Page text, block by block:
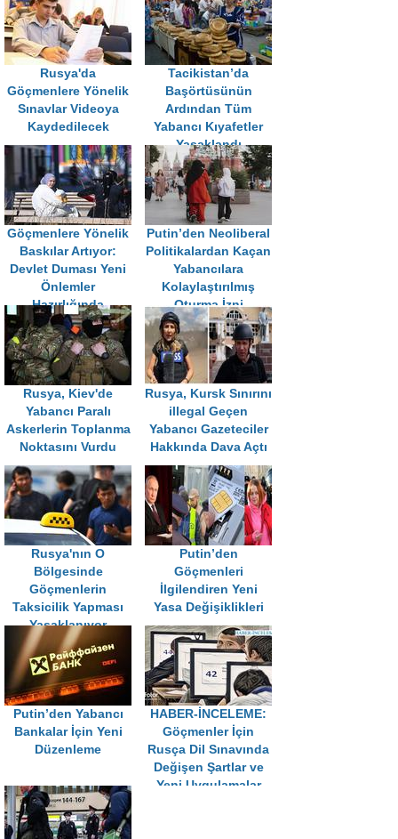
Rusya'da
Göçmenlere Yönelik
Sınavlar Videoya
Kaydedilecek
Tacikistan’da
Başörtüsünün
Ardından Tüm
Yabancı Kıyafetler
Yasaklandı
Göçmenlere Yönelik
Baskılar Artıyor:
Devlet Duması Yeni
Önlemler
Hazırlığında
Putin’den Neoliberal
Politikalardan Kaçan
Yabancılara
Kolaylaştırılmış
Oturma İzni
Rusya, Kiev'de
Yabancı Paralı
Askerlerin Toplanma
Noktasını Vurdu
Rusya, Kursk Sınırını
illegal Geçen
Yabancı Gazeteciler
Hakkında Dava Açtı
Rusya'nın O
Bölgesinde
Göçmenlerin
Taksicilik Yapması
Yasaklanıyor
Putin’den
Göçmenleri
İlgilendiren Yeni
Yasa Değişiklikleri
Putin’den Yabancı
Bankalar İçin Yeni
Düzenleme
HABER-İNCELEME:
Göçmenler İçin
Rusça Dil Sınavında
Değişen Şartlar ve
Yeni Uygulamalar